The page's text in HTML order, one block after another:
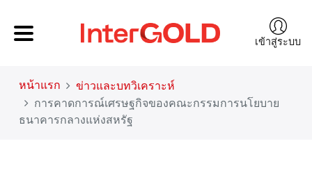
เข้าสู่ระบบ
หน้าแรก
ข่าวและบทวิเคราะห์
การคาดการณ์เศรษฐกิจของคณะกรรมการนโยบาย
ธนาคารกลางแห่งสหรัฐ